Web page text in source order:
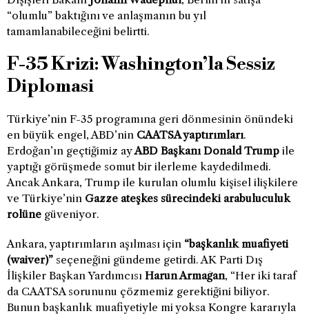
“olumlu” baktığını ve anlaşmanın bu yıl
tamamlanabileceğini belirtti.
F-35 Krizi: Washington’la Sessiz
Diplomasi
Türkiye’nin F-35 programına geri dönmesinin önündeki
en büyük engel, ABD’nin CAATSA yaptırımları.
Erdoğan’ın geçtiğimiz ayABD Başkanı Donald Trump ile
yaptığı görüşmede somut bir ilerleme kaydedilmedi.
Ancak Ankara, Trump ile kurulan olumlu kişisel ilişkilere
ve Türkiye’nin Gazze ateşkes sürecindeki arabuluculuk
rolüne güveniyor.
Ankara, yaptırımların aşılması için “başkanlık muafiyeti
(waiver)” seçeneğini gündeme getirdi. AK Parti Dış
İlişkiler Başkan Yardımcısı Harun Armağan, “Her iki taraf
da CAATSA sorununu çözmemiz gerektiğini biliyor.
Bunun başkanlık muafiyetiyle mi yoksa Kongre kararıyla